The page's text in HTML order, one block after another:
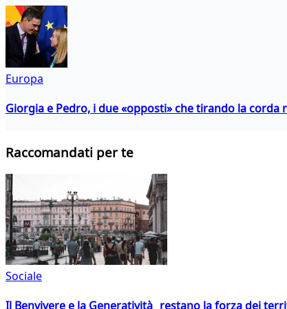
Europa
Giorgia e Pedro, i due «opposti» che tirando la corda
Raccomandati per te
Sociale
Il Benvivere e la Generatività restano la forza dei